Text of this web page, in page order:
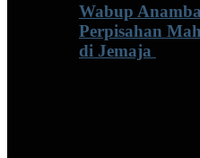
Wabup
Perpisahan
di Jemaja ‎